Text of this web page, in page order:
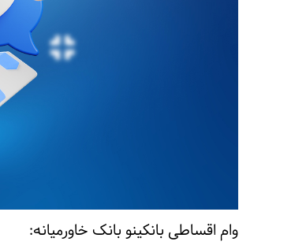
وام اقساطی بانکینو بانک خاورمیانه: